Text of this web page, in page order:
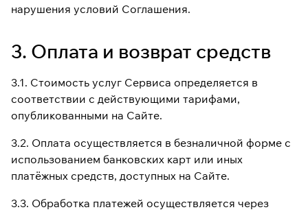
нарушения условий Соглашения.
3. Оплата и возврат средств
3.1. Стоимость услуг Сервиса определяется в
соответствии с действующими тарифами,
опубликованными на Сайте.
3.2. Оплата осуществляется в безналичной форме с
использованием банковских карт или иных
платёжных средств, доступных на Сайте.
3.3. Обработка платежей осуществляется через